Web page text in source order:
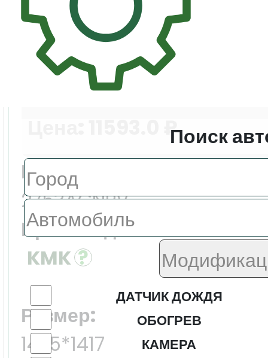
Поиск
ДАТЧИК ДОЖДЯ
ОБОГРЕВ
КАМЕРА
11593.0 ₽
Еврокод:
2753AGNPV
Производитель:
KMK
Размер:
1475*1417